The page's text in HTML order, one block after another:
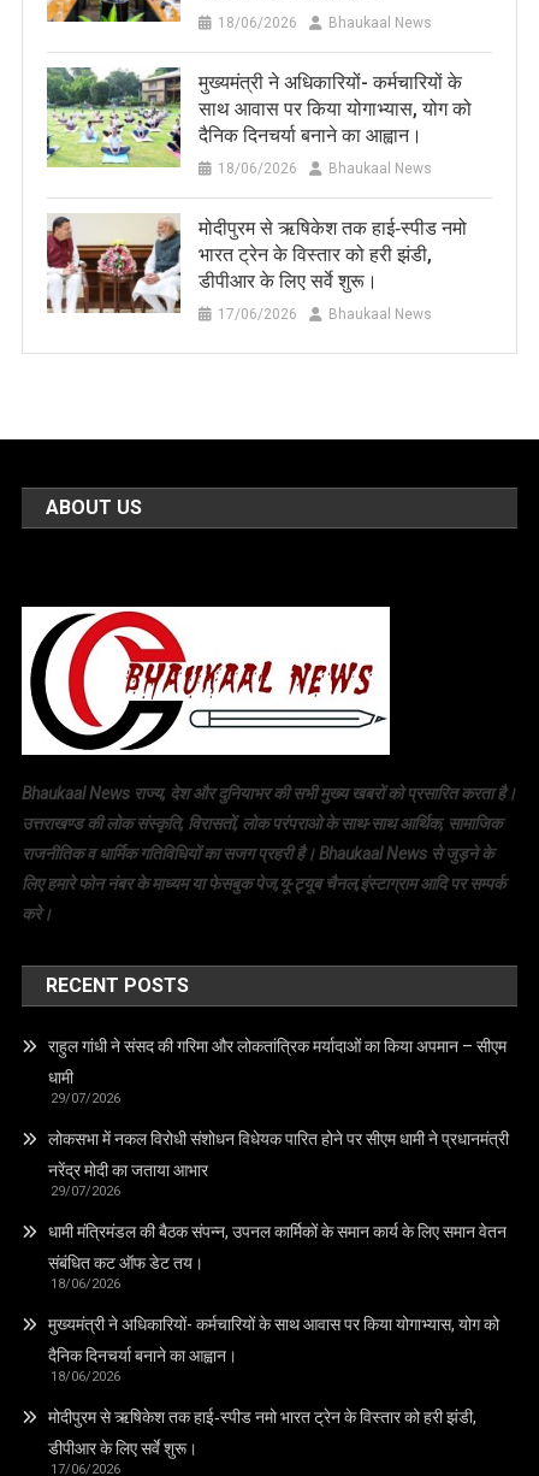
18/06/2026 Bhaukaal News
मुख्यमंत्री ने अधिकारियों- कर्मचारियों के
साथ आवास पर किया योगाभ्यास, योग को
दैनिक दिनचर्या बनाने का आह्वान।
18/06/2026 Bhaukaal News
मोदीपुरम से ऋषिकेश तक हाई‑स्पीड नमो
भारत ट्रेन के विस्तार को हरी झंडी,
डीपीआर के लिए सर्वे शुरू।
17/06/2026 Bhaukaal News
ABOUT US
Bhaukaal News राज्य, देश और दुनियाभर की सभी मुख्य खबरों को प्रसारित करता है।
उत्तराखण्ड की लोक संस्कृति, विरासतों, लोक परंपराओ के साथ-साथ आर्थिक, सामाजिक
राजनीतिक व धार्मिक गतिविधियों का सजग प्रहरी है। Bhaukaal News से जुड़ने के
लिए हमारे फोन नंबर के माध्यम या फेसबुक पेज,यू-ट्यूब चैनल,इंस्टाग्राम आदि पर सम्पर्क
करे।
RECENT POSTS
राहुल गांधी ने संसद की गरिमा और लोकतांत्रिक मर्यादाओं का किया अपमान – सीएम
धामी
29/07/2026
लोकसभा में नकल विरोधी संशोधन विधेयक पारित होने पर सीएम धामी ने प्रधानमंत्री
नरेंद्र मोदी का जताया आभार
29/07/2026
धामी मंत्रिमंडल की बैठक संपन्न, उपनल कार्मिकों के समान कार्य के लिए समान वेतन
संबंधित कट ऑफ डेट तय।
18/06/2026
मुख्यमंत्री ने अधिकारियों- कर्मचारियों के साथ आवास पर किया योगाभ्यास, योग को
दैनिक दिनचर्या बनाने का आह्वान।
18/06/2026
मोदीपुरम से ऋषिकेश तक हाई‑स्पीड नमो भारत ट्रेन के विस्तार को हरी झंडी,
डीपीआर के लिए सर्वे शुरू।
17/06/2026